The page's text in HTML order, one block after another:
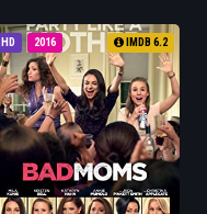
HD 2016 IMDB 6.2